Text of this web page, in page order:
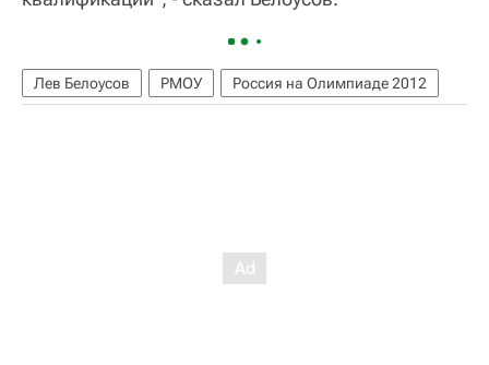
Лев Белоусов РМОУ Россия на Олимпиаде 2012